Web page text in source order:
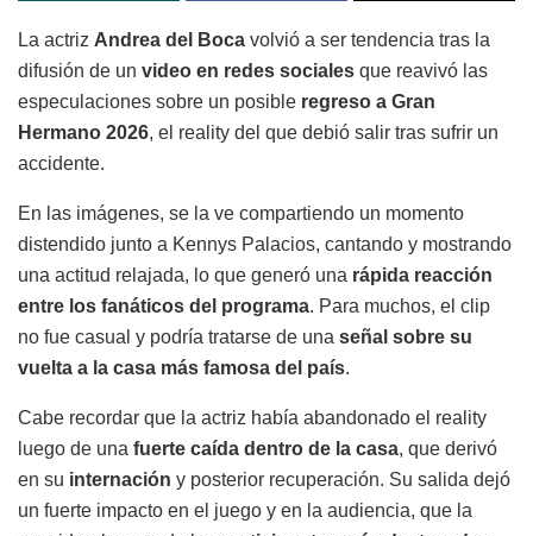
La actriz Andrea del Boca volvió a ser tendencia tras la
difusión de un video en redes sociales que reavivó las
especulaciones sobre un posible regreso a Gran
Hermano 2026, el reality del que debió salir tras sufrir un
accidente.
En las imágenes, se la ve compartiendo un momento
distendido junto a Kennys Palacios, cantando y mostrando
una actitud relajada, lo que generó una rápida reacción
entre los fanáticos del programa. Para muchos, el clip
no fue casual y podría tratarse de una señal sobre su
vuelta a la casa más famosa del país.
Cabe recordar que la actriz había abandonado el reality
luego de una fuerte caída dentro de la casa, que derivó
en su internación y posterior recuperación. Su salida dejó
un fuerte impacto en el juego y en la audiencia, que la